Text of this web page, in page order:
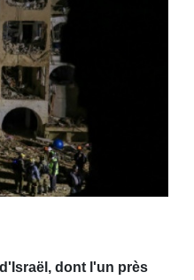
dont l'un près